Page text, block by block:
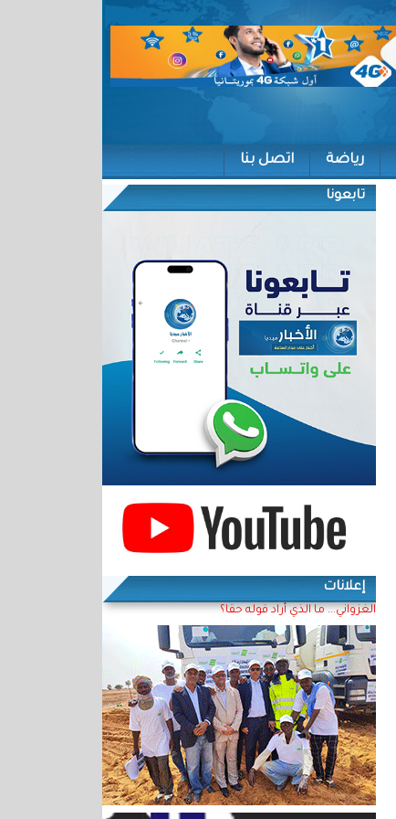
رياضة اتصل بنا
تابعونا
إعلانات
الغزواني... ما الذي أراد قوله حقا؟